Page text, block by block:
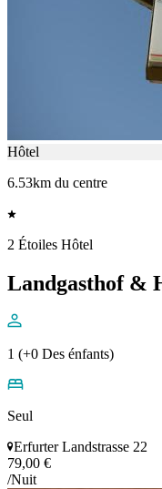
Hôtel
6.53km du centre
2 Étoiles Hôtel
Landgasthof &
1 (+0 Des énfants)
Seul
Erfurter Landstrasse 22
79,00 €
/Nuit